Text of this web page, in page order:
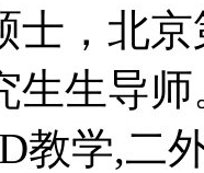
士，北
生生导师
教学,二